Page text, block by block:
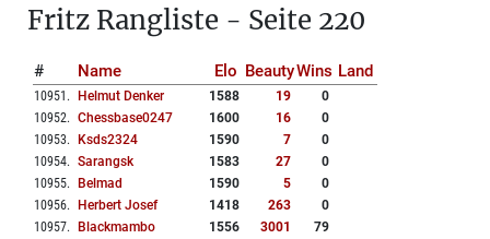
Fritz Rangliste - Seite 220
# Name Elo BeautyWins Land
10951 . Helmut Denker 1588 19
0
10952. Chessbase0247 1600 16
0
10953. Ksds2324 1590 7
0
10954. Sarangsk 1583 27
0
10955. Belmad 1590 5
0
10956. Herbert Josef 1418 263
0
10957. Blackmambo 1556 3001
79